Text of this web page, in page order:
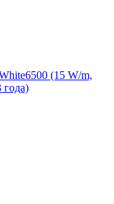
(15 W/m,